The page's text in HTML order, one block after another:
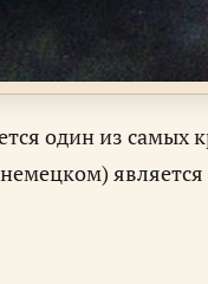
один из самых